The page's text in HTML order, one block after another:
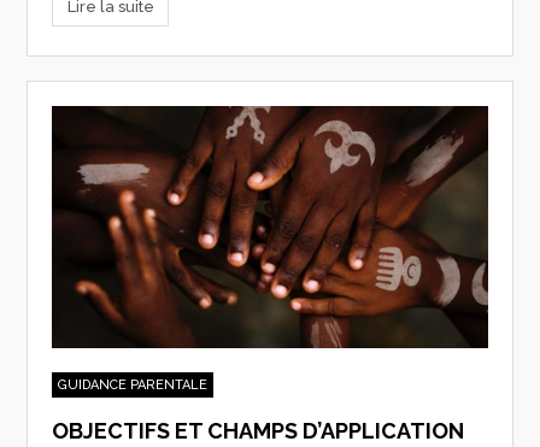
Lire la suite
GUIDANCE PARENTALE
OBJECTIFS ET CHAMPS D’APPLICATION